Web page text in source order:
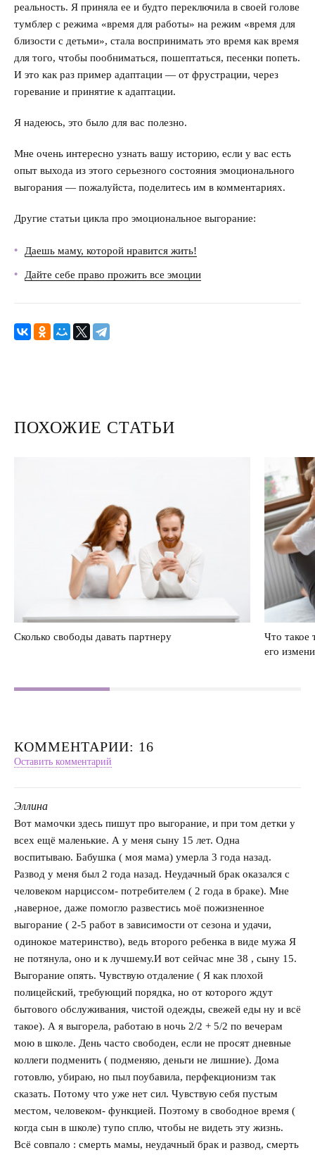
реальность. Я приняла ее и будто переключила в своей голове
тумблер с режима «время для работы» на режим «время для
близости с детьми», стала воспринимать это время как время
для того, чтобы пообниматься, пошептаться, песенки попеть.
И это как раз пример адаптации — от фрустрации, через
горевание и принятие к адаптации.
Я надеюсь, это было для вас полезно.
Мне очень интересно узнать вашу историю, если у вас есть
опыт выхода из этого серьезного состояния эмоционального
выгорания — пожалуйста, поделитесь им в комментариях.
Другие статьи цикла про эмоциональное выгорание:
Даешь маму, которой нравится жить!
Дайте себе право прожить все эмоции
ПОХОЖИЕ СТАТЬИ
Сколько свободы давать партнеру
Что такое
его
КОММЕНТАРИИ: 16
Оставить комментарий
Эллина
говорит:
Вот мамочки здесь пишут про выгорание, и при том детки у
всех ещё маленькие. А у меня сыну 15 лет. Одна
воспитываю. Бабушка ( моя мама) умерла 3 года назад.
Развод у меня был 2 года назад. Неудачный брак оказался с
человеком нарциссом- потребителем ( 2 года в браке). Мне
,наверное, даже помогло развестись моё пожизненное
выгорание ( 2-5 работ в зависимости от сезона и удачи,
одинокое материнство), ведь второго ребенка в виде мужа Я
не потянула, оно и к лучшему.И вот сейчас мне 38 , сыну 15.
Выгорание опять. Чувствую отдаление ( Я как плохой
полицейский, требующий порядка, но от которого ждут
бытового обслуживания, чистой одежды, свежей еды ну и всё
такое). А я выгорела, работаю в ночь 2/2 + 5/2 по вечерам
мою в школе. День часто свободен, если не просят дневные
коллеги подменить ( подменяю, деньги не лишние). Дома
готовлю, убираю, но пыл поубавила, перфекционизм так
сказать. Потому что уже нет сил. Чувствую себя пустым
местом, человеком- функцией. Поэтому в свободное время (
когда сын в школе) тупо сплю, чтобы не видеть эту жизнь.
Всё совпало : смерть мамы, неудачный брак и развод, смерть